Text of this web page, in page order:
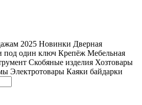
2025 Новинки Дверная
под один ключ Крепёж Мебельная
Скобяные изделия Хозтовары
Электротовары Каяки байдарки